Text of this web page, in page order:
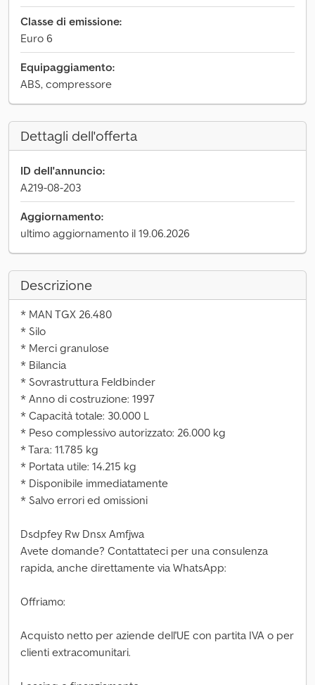
Classe di emissione:
Euro 6
Equipaggiamento:
ABS, compressore
Dettagli dell'offerta
ID dell'annuncio:
A219-08-203
Aggiornamento:
ultimo aggiornamento il 19.06.2026
Descrizione
* MAN TGX 26.480
* Silo
* Merci granulose
* Bilancia
* Sovrastruttura Feldbinder
* Anno di costruzione: 1997
* Capacità totale: 30.000 L
* Peso complessivo autorizzato: 26.000 kg
* Tara: 11.785 kg
* Portata utile: 14.215 kg
* Disponibile immediatamente
* Salvo errori ed omissioni
Dsdpfey Rw Dnsx Amfjwa
Avete domande? Contattateci per una consulenza
rapida, anche direttamente via WhatsApp:
Offriamo:
Acquisto netto per aziende dell'UE con partita IVA o per
clienti extracomunitari.